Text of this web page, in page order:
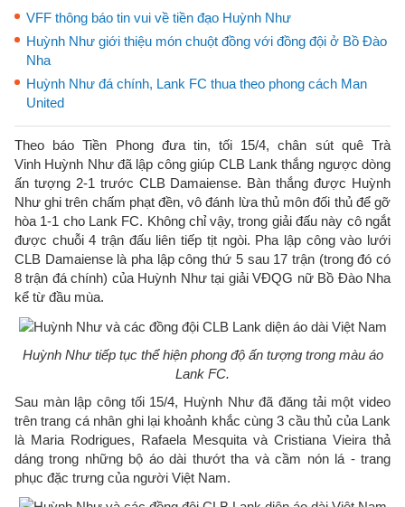
VFF thông báo tin vui về tiền đạo Huỳnh Như
Huỳnh Như giới thiệu món chuột đồng với đồng đội ở Bồ Đào
Nha
Huỳnh Như đá chính, Lank FC thua theo phong cách Man
United
Theo báo Tiền Phong đưa tin, tối 15/4, chân sút quê Trà
Vinh Huỳnh Như đã lập công giúp CLB Lank thắng ngược dòng
ấn tượng 2-1 trước CLB Damaiense. Bàn thắng được Huỳnh
Như ghi trên chấm phạt đền, vô đánh lừa thủ môn đối thủ để gỡ
hòa 1-1 cho Lank FC. Không chỉ vậy, trong giải đấu này cô ngắt
được chuỗi 4 trận đấu liên tiếp tịt ngòi. Pha lập công vào lưới
CLB Damaiense là pha lập công thứ 5 sau 17 trận (trong đó có
8 trận đá chính) của Huỳnh Như tại giải VĐQG nữ Bồ Đào Nha
kể từ đầu mùa.
Huỳnh Như tiếp tục thể hiện phong độ ấn tượng trong màu áo
Lank FC.
Sau màn lập công tối 15/4, Huỳnh Như đã đăng tải một video
trên trang cá nhân ghi lại khoảnh khắc cùng 3 cầu thủ của Lank
là Maria Rodrigues, Rafaela Mesquita và Cristiana Vieira thả
dáng trong những bộ áo dài thướt tha và cầm nón lá - trang
phục đặc trưng của người Việt Nam.